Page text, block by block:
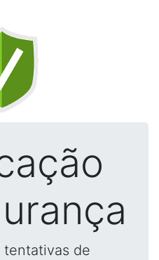
tentativas de